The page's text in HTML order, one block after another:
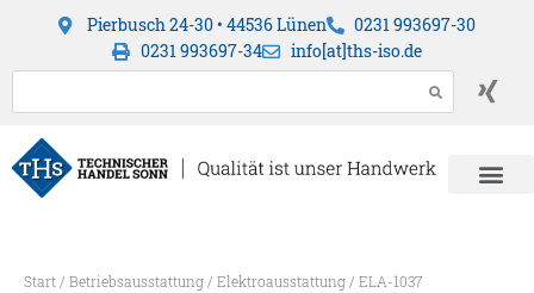
Pierbusch 24-30 • 44536 Lünen
0231 993697-30
0231 993697-34
info[at]ths-iso.de
Start/ Betriebsausstattung/ Elektroausstattung/ ELA-1037